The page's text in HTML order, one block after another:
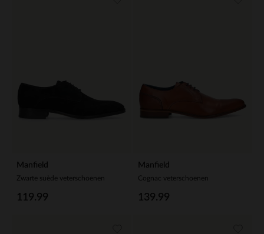
Manfield
Zwarte suède veterschoenen
119.99
Manfield
Cognac veterschoenen
139.99